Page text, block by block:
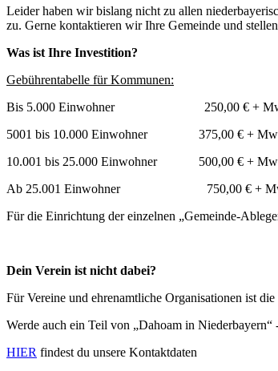
Leider haben wir bislang nicht zu allen
zu. Gerne kontaktieren wir Ihre Gemeinde und
Was ist Ihre Investition?
Gebührentabelle für Kommunen:
Bis 5.000 Einwohner 250,00 € + MwSt.
5001 bis 10.000 Einwohner 375,00 € +
10.001 bis 25.000 Einwohner 500,00 € +
Ab 25.001 Einwohner 750,00 € + MwSt.
Für die Einrichtung der einzelnen „Gemeinde-
Dein Verein ist nicht dabei?
Für Vereine und ehrenamtliche Organisationen ist
Werde auch ein Teil von „Dahoam in
HIER findest du unsere Kontaktdaten